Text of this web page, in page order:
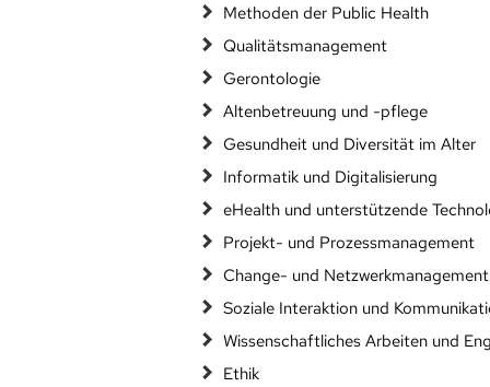
Methoden der Public Health
Qualitätsmanagement
Gerontologie
Altenbetreuung und -pflege
Gesundheit und Diversität im Alter
Informatik und Digitalisierung
eHealth und unterstützende
Projekt- und Prozessmanagement
Change- und Netzwerkmanagement
Soziale Interaktion und
Wissenschaftliches Arbeiten und
Ethik